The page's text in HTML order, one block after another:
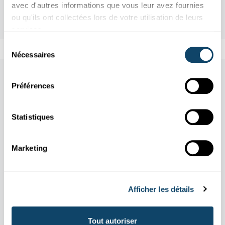
avec d'autres informations que vous leur avez fournies
ou qu'ils ont collectées lors de votre utilisation de leurs
Nécessaires
Préférences
Statistiques
Marketing
Afficher les détails
Tout autoriser
Aussi dans cette rubrique